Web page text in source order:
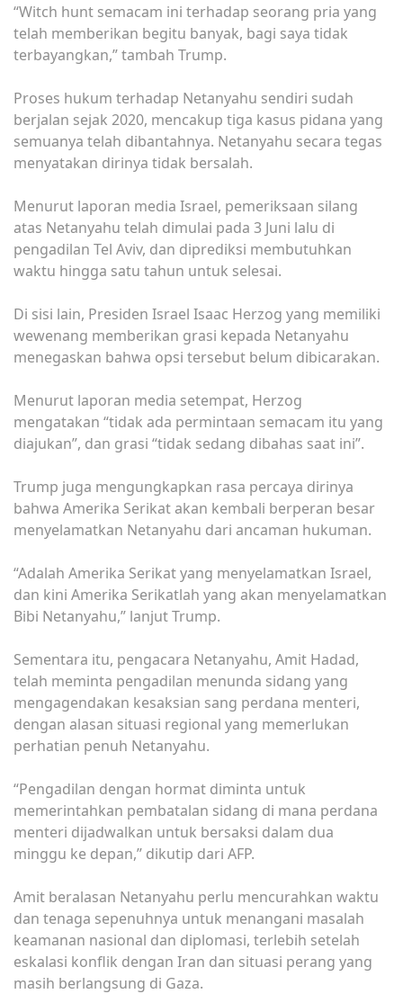
“Witch hunt semacam ini terhadap seorang pria yang
telah memberikan begitu banyak, bagi saya tidak
terbayangkan,” tambah Trump.
Proses hukum terhadap Netanyahu sendiri sudah
berjalan sejak 2020, mencakup tiga kasus pidana yang
semuanya telah dibantahnya. Netanyahu secara tegas
menyatakan dirinya tidak bersalah.
Menurut laporan media Israel, pemeriksaan silang
atas Netanyahu telah dimulai pada 3 Juni lalu di
pengadilan Tel Aviv, dan diprediksi membutuhkan
waktu hingga satu tahun untuk selesai.
Di sisi lain, Presiden Israel Isaac Herzog yang memiliki
wewenang memberikan grasi kepada Netanyahu
menegaskan bahwa opsi tersebut belum dibicarakan.
Menurut laporan media setempat, Herzog
mengatakan “tidak ada permintaan semacam itu yang
diajukan”, dan grasi “tidak sedang dibahas saat ini”.
Trump juga mengungkapkan rasa percaya dirinya
bahwa Amerika Serikat akan kembali berperan besar
menyelamatkan Netanyahu dari ancaman hukuman.
“Adalah Amerika Serikat yang menyelamatkan Israel,
dan kini Amerika Serikatlah yang akan menyelamatkan
Bibi Netanyahu,” lanjut Trump.
Sementara itu, pengacara Netanyahu, Amit Hadad,
telah meminta pengadilan menunda sidang yang
mengagendakan kesaksian sang perdana menteri,
dengan alasan situasi regional yang memerlukan
perhatian penuh Netanyahu.
“Pengadilan dengan hormat diminta untuk
memerintahkan pembatalan sidang di mana perdana
menteri dijadwalkan untuk bersaksi dalam dua
minggu ke depan,” dikutip dari AFP.
Amit beralasan Netanyahu perlu mencurahkan waktu
dan tenaga sepenuhnya untuk menangani masalah
keamanan nasional dan diplomasi, terlebih setelah
eskalasi konflik dengan Iran dan situasi perang yang
masih berlangsung di Gaza.